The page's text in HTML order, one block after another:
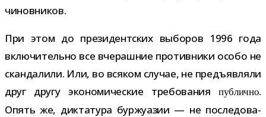
чиновников.
При этом до пре­зи­дент­ских выбо­ров 1996 года
вклю­чи­тельно все вче­раш­ние про­тив­ники особо не
скан­да­лили. Или, во вся­ком слу­чае, не предъ­яв­ляли
друг другу эко­но­ми­че­ские тре­бо­ва­нияпуб­лично.
Опять же, дик­та­тура бур­жу­а­зии — не после­до­ва­